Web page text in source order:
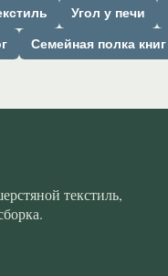
Угол у печи
Семейная полка книг
текстиль,